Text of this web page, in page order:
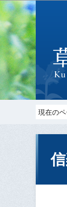
現在の